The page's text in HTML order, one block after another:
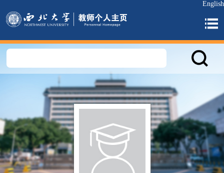
English